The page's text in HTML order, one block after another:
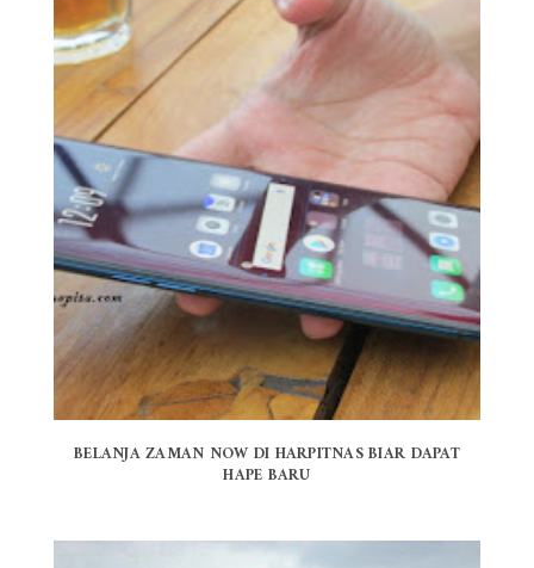
BELANJA ZAMAN NOW DI HARPITNAS BIAR DAPAT
HAPE BARU